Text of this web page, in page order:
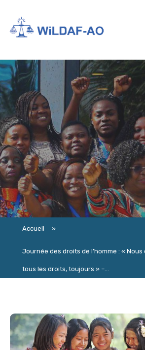
Accueil »
Journée des droits de l’homme : «
tous les droits, toujours » –...